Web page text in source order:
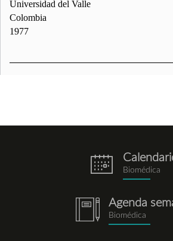
Universidad del Valle
Colombia
1977
eventos.png
Biomédica
notebook.png
Agenda
Biomédica